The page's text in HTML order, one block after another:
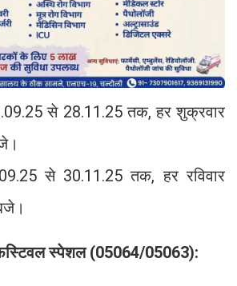
से 28.11.25 तक, हर शुक्रवार
से 30.11.25 तक, हर रविवार
स्पेशल (05064/05063):